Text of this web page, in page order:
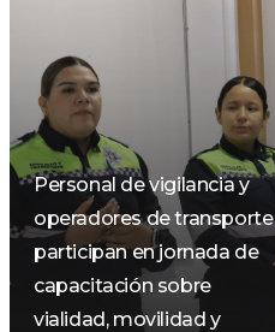
Personal de vigilancia y
operadores de transporte
participan en jornada de
capacitación sobre
vialidad, movilidad y